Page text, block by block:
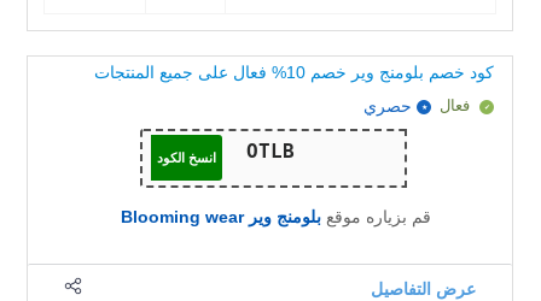
كود خصم بلومنج وير خصم 10% فعال على جميع المنتجات
فعال حصري
انسخ الكود
قم بزياره موقعبلومنج وير Blooming wear
عرض التفاصيل